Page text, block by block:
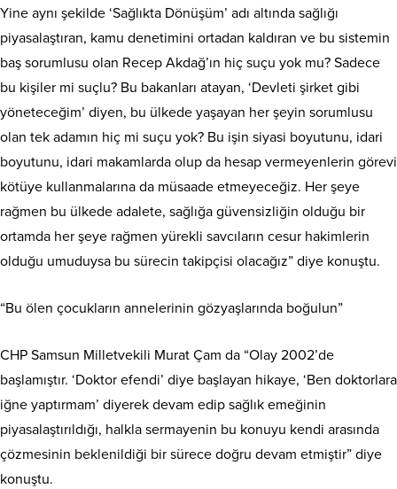
Yine aynı şekilde ‘Sağlıkta Dönüşüm’ adı altında sağlığı
piyasalaştıran, kamu denetimini ortadan kaldıran ve bu sistemin
baş sorumlusu olan Recep Akdağ’ın hiç suçu yok mu? Sadece
bu kişiler mi suçlu? Bu bakanları atayan, ‘Devleti şirket gibi
yöneteceğim’ diyen, bu ülkede yaşayan her şeyin sorumlusu
olan tek adamın hiç mi suçu yok? Bu işin siyasi boyutunu, idari
boyutunu, idari makamlarda olup da hesap vermeyenlerin görevi
kötüye kullanmalarına da müsaade etmeyeceğiz. Her şeye
rağmen bu ülkede adalete, sağlığa güvensizliğin olduğu bir
ortamda her şeye rağmen yürekli savcıların cesur hakimlerin
olduğu umuduysa bu sürecin takipçisi olacağız” diye konuştu.
“Bu ölen çocukların annelerinin gözyaşlarında boğulun”
CHP Samsun Milletvekili Murat Çam da “Olay 2002’de
başlamıştır. ‘Doktor efendi’ diye başlayan hikaye, ‘Ben doktorlara
iğne yaptırmam’ diyerek devam edip sağlık emeğinin
piyasalaştırıldığı, halkla sermayenin bu konuyu kendi arasında
çözmesinin beklenildiği bir sürece doğru devam etmiştir” diye
konuştu.